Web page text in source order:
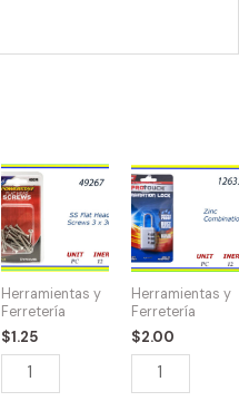
Herramientas y
Ferretería
$1.25
49267
-
HW-
40074
SS
Flat
Head
Screws
3
Herramientas y
Ferretería
$2.00
12633
-
CANDADO
DE
quantity